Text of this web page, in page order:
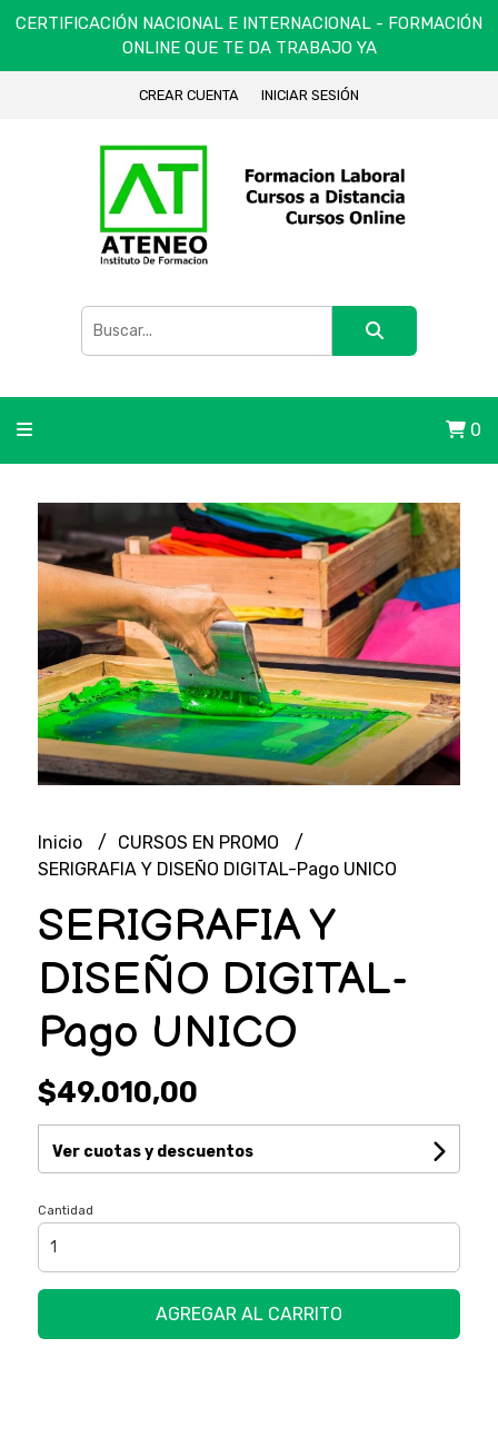
CERTIFICACIÓN NACIONAL E INTERNACIONAL - FORMACIÓN
ONLINE QUE TE DA TRABAJO YA
CREAR CUENTA INICIAR SESIÓN
0
Inicio
CURSOS EN PROMO
SERIGRAFIA Y DISEÑO DIGITAL-Pago UNICO
SERIGRAFIA Y
DISEÑO DIGITAL-
Pago UNICO
$49.010,00
Ver cuotas y descuentos
Cantidad
AGREGAR AL CARRITO